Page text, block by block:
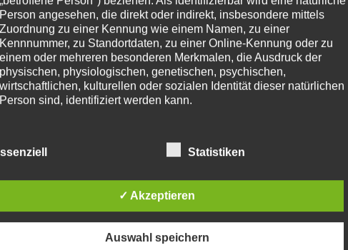
Person angesehen, die direkt oder indirekt, insbesondere mittels
Zuordnung zu einer Kennung wie einem Namen, zu einer
Kennnummer, zu Standortdaten, zu einer Online-Kennung oder zu
einem oder mehreren besonderen Merkmalen, die Ausdruck der
physischen, physiologischen, genetischen, psychischen,
wirtschaftlichen, kulturellen oder sozialen Identität dieser natürlichen
Person sind, identifiziert werden kann.
b) betroffene Person
Betroffene Person ist jede identifizierte oder identifizierbare
Verarbeitung Verantwortlichen verarbeitet werden.
Statistiken
✓ Akzeptieren
Auswahl speichern